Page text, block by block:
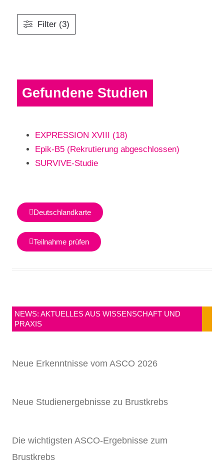
Filter (3)
Gefundene Studien
EXPRESSION XVIII (18)
Epik-B5 (Rekrutierung abgeschlossen)
SURVIVE-Studie
Deutschlandkarte
Teilnahme prüfen
NEWS: AKTUELLES AUS WISSENSCHAFT UND
PRAXIS
Neue Erkenntnisse vom ASCO 2026
Neue Studienergebnisse zu Brustkrebs
Die wichtigsten ASCO-Ergebnisse zum
Brustkrebs